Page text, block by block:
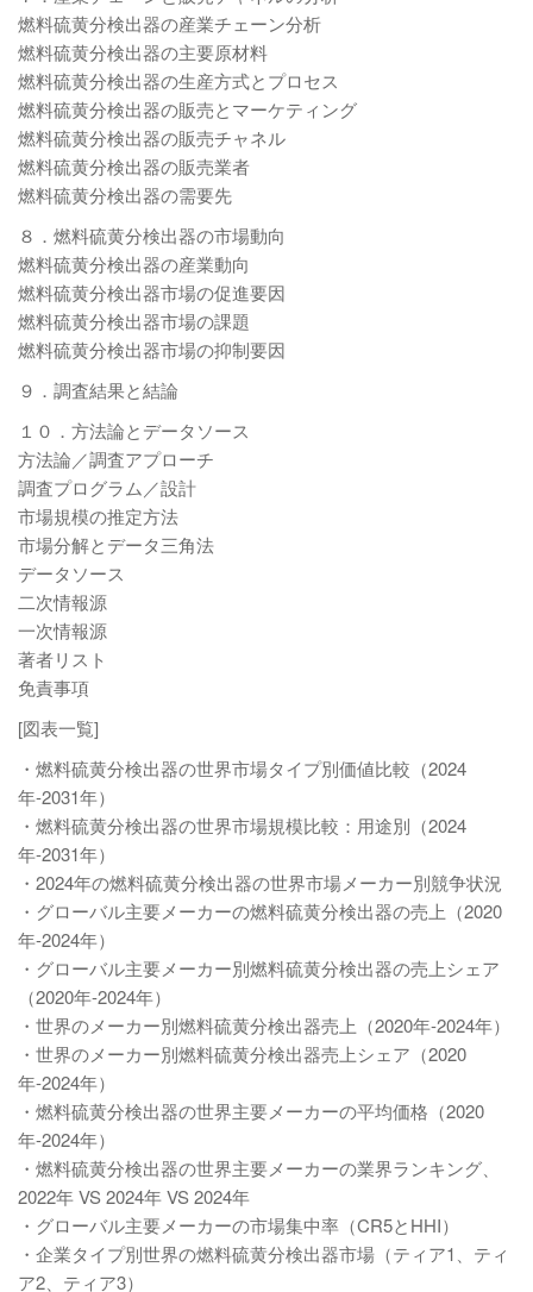
燃料硫黄分検出器の産業チェーン分析
燃料硫黄分検出器の主要原材料
燃料硫黄分検出器の生産方式とプロセス
燃料硫黄分検出器の販売とマーケティング
燃料硫黄分検出器の販売チャネル
燃料硫黄分検出器の販売業者
燃料硫黄分検出器の需要先
８．燃料硫黄分検出器の市場動向
燃料硫黄分検出器の産業動向
燃料硫黄分検出器市場の促進要因
燃料硫黄分検出器市場の課題
燃料硫黄分検出器市場の抑制要因
９．調査結果と結論
１０．方法論とデータソース
方法論／調査アプローチ
調査プログラム／設計
市場規模の推定方法
市場分解とデータ三角法
データソース
二次情報源
一次情報源
著者リスト
免責事項
[図表一覧]
・燃料硫黄分検出器の世界市場タイプ別価値比較（2024
年-2031年）
・燃料硫黄分検出器の世界市場規模比較：用途別（2024
年-2031年）
・2024年の燃料硫黄分検出器の世界市場メーカー別競争状況
・グローバル主要メーカーの燃料硫黄分検出器の売上（2020
年-2024年）
・グローバル主要メーカー別燃料硫黄分検出器の売上シェア
（2020年-2024年）
・世界のメーカー別燃料硫黄分検出器売上（2020年-2024年）
・世界のメーカー別燃料硫黄分検出器売上シェア（2020
年-2024年）
・燃料硫黄分検出器の世界主要メーカーの平均価格（2020
年-2024年）
・燃料硫黄分検出器の世界主要メーカーの業界ランキング、
2022年 VS 2024年 VS 2024年
・グローバル主要メーカーの市場集中率（CR5とHHI）
・企業タイプ別世界の燃料硫黄分検出器市場（ティア1、ティ
ア2、ティア3）